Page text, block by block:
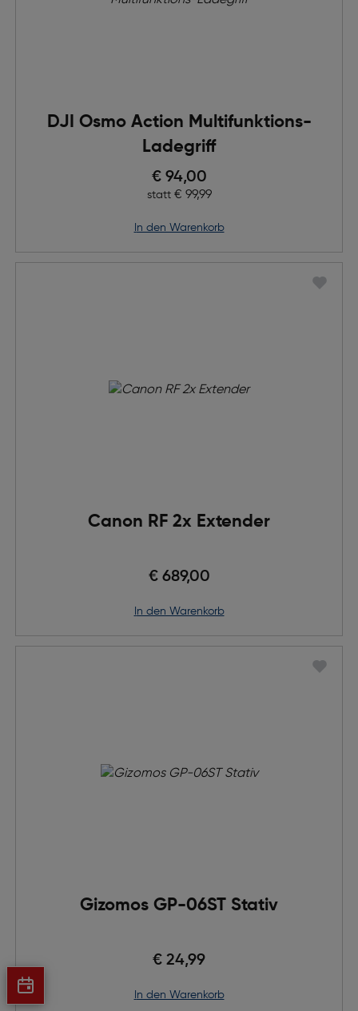
DJI Osmo Action Multifunktions-
Ladegriff
Preis nach Rabatts
€ 94,00
statt Ursprünglicher Preis
€ 99,99
in den Warenkorb
Canon RF 2x Extender
€ 689,00
in den Warenkorb
Gizomos GP-06ST Stativ
€ 24,99
in den Warenkorb